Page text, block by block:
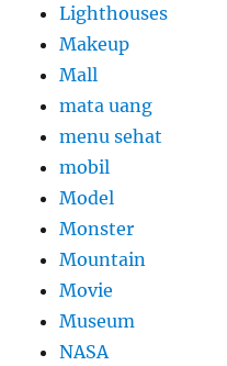
Lighthouses
Makeup
Mall
mata uang
menu sehat
mobil
Model
Monster
Mountain
Movie
Museum
NASA